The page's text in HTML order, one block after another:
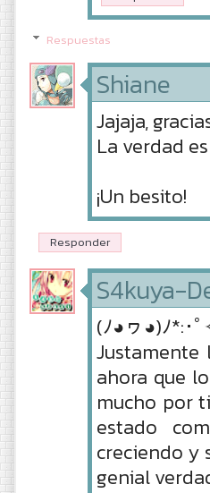
Respuestas
Shiane
Jajaja,
La verdad
¡Un besito!
Responder
S4kuya-
(ﾉ◕ヮ◕)ﾉ*:･
ahora que
mucho por
estado
creciendo y
genial